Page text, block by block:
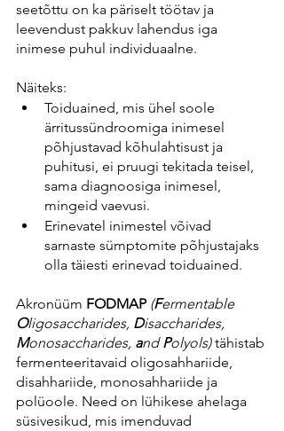
seetõttu on ka päriselt töötav ja
leevendust pakkuv lahendus iga
inimese puhul individuaalne.
Näiteks:
Toiduained, mis ühel soole
ärritussündroomiga inimesel
põhjustavad kõhulahtisust ja
puhitusi, ei pruugi tekitada teisel,
sama diagnoosiga inimesel,
mingeid vaevusi.
Erinevatel inimestel võivad
sarnaste sümptomite põhjustajaks
olla täiesti erinevad toiduained.
Akronüüm FODMAP (Fermentable
Oligosaccharides, Disaccharides,
Monosaccharides, and Polyols) tähistab
fermenteeritavaid oligosahhariide,
disahhariide, monosahhariide ja
polüoole. Need on lühikese ahelaga
süsivesikud, mis imenduvad